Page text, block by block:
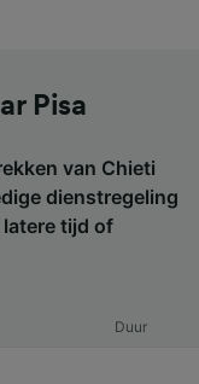
Pisa
van Chieti
dienstregeling
tijd of
Duur